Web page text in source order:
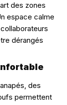
des zones
espace calme
dérangés
des
permettent